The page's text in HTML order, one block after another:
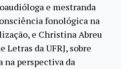
e mestranda
fonológica na
e Christina Abreu
Letras da UFRJ, sobre
perspectiva da